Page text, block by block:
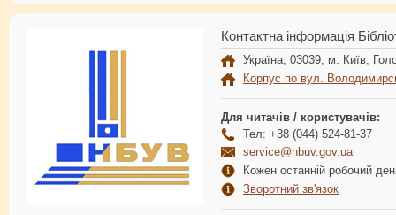
Контактна інформація
Україна, 03039, м. Київ,
Корпус по вул.
Для читачів / користувачів:
Тел: +38 (044) 524-81-37
service@nbuv.gov.ua
Кожен останній робочий
Зворотний зв'язок